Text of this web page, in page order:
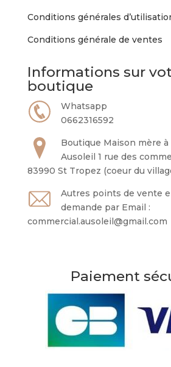
Conditions générales
Conditions générale de ventes
Informations sur
boutique
Whatsapp
0662316592
Boutique Maison mère à
Ausoleil 1 rue des
83990 St Tropez (coeur du
Autres points de vente
demande par Email :
commercial.ausoleil@gmail.com
Paiement